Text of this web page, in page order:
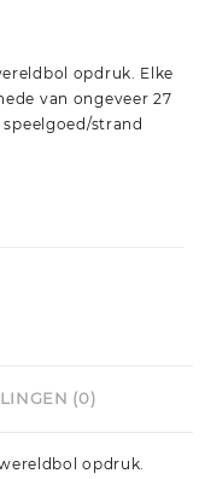
opdruk. Elke
van ongeveer 27
strand
(0)
opdruk.